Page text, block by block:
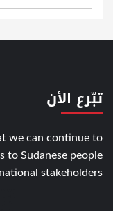
تبّرع الأن
we can continue to
to Sudanese people
stakeholders.